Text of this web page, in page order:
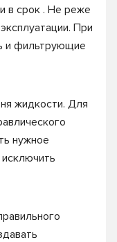
в срок . Не реже
При
и фильтрующие
жидкости. Для
нужное